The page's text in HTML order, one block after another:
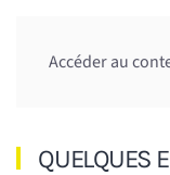
Accéder au
QUELQUES